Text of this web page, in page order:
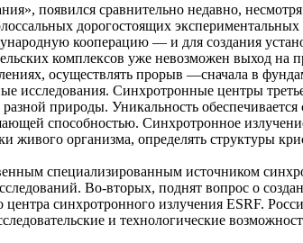
появился сравнительно недавно,
дорогостоящих
кооперацию — и для создания
комплексов уже невозможен выход
осуществлять прорыв —сначала в
Синхротронные центры
природы. Уникальность
способностью. Синхротронное
живого организма, определять структуры
специализированным источником
Во-вторых, поднят вопрос о
синхротронного излучения ESRF.
и технологические